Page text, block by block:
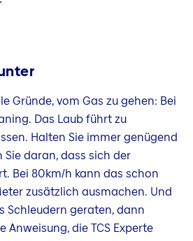
Gründe, vom Gas zu gehen: Bei
Das Laub führt zu
Halten Sie immer genügend
daran, dass sich der
Bei 80km/h kann das schon
zusätzlich ausmachen. Und
Schleudern geraten, dann
Anweisung, die TCS Experte